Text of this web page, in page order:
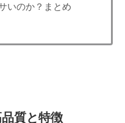
いのか？まとめ
質と特徴